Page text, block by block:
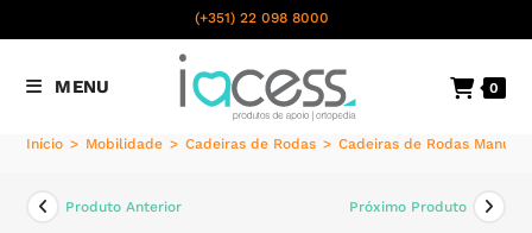
(+351) 22 098 8000
nacional
MENU 0
Início > Mobilidade > Cadeiras de Rodas > Cadeiras de Rodas Manuais
Produto Anterior Próximo Produto